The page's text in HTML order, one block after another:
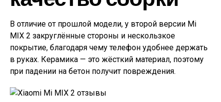
В отличие от прошлой модели, у второй версии Mi
MIX 2 закруглённые стороны и нескользкое
покрытие, благодаря чему телефон удобнее держать
в руках. Керамика — это жёсткий материал, поэтому
при падении на бетон получит повреждения.